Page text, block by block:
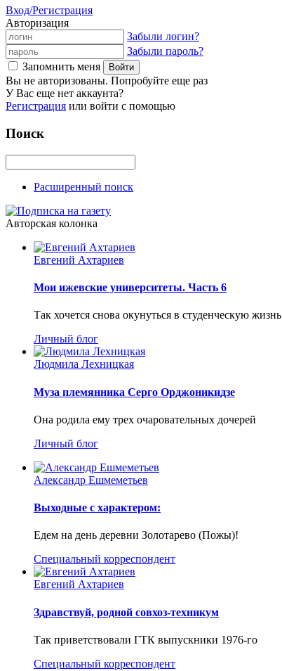
Вход/Регистрация
Авторизация
Забыли логин?
Забыли пароль?
Запомнить меня
Вы не авторизованы. Попробуйте еще раз
У Вас еще нет аккаунта?
Регистрация или войти с помощью
Поиск
Расширенный поиск
Авторская колонка
Евгений Ахтариев
Мои ижевские университеты. Часть 6
Так хочется снова окунуться в студенческую жизнь
Личный блог
Людмила Лехницкая
Муза племянника Серго Орджоникидзе
Она родила ему трех очаровательных дочерей
Личный блог
Александр Ешмеметьев
Выходные с характером:
Едем на день деревни Золотарево (Пожы)!
Специальный корреспондент
Евгений Ахтариев
Здравствуй, родной совхоз-техникум
Так приветствовали ГТК выпускники 1976-го
Специальный корреспондент